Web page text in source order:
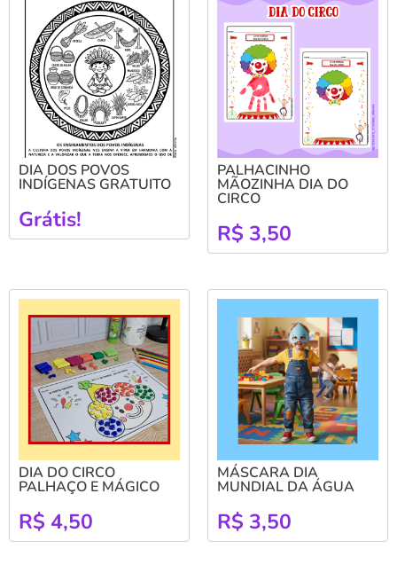
DIA DOS POVOS
INDÍGENAS GRATUITO
Grátis!
PALHACINHO
MÃOZINHA DIA DO
CIRCO
R$ 3,50
DIA DO CIRCO
PALHAÇO E MÁGICO
R$ 4,50
MÁSCARA DIA
MUNDIAL DA ÁGUA
R$ 3,50